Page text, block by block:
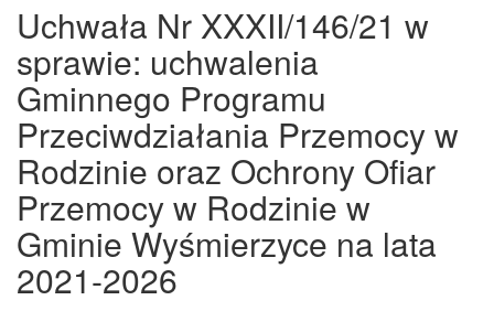
Uchwała Nr XXXII/146/21 w
sprawie: uchwalenia
Gminnego Programu
Przeciwdziałania Przemocy w
Rodzinie oraz Ochrony Ofiar
Przemocy w Rodzinie w
Gminie Wyśmierzyce na lata
2021-2026